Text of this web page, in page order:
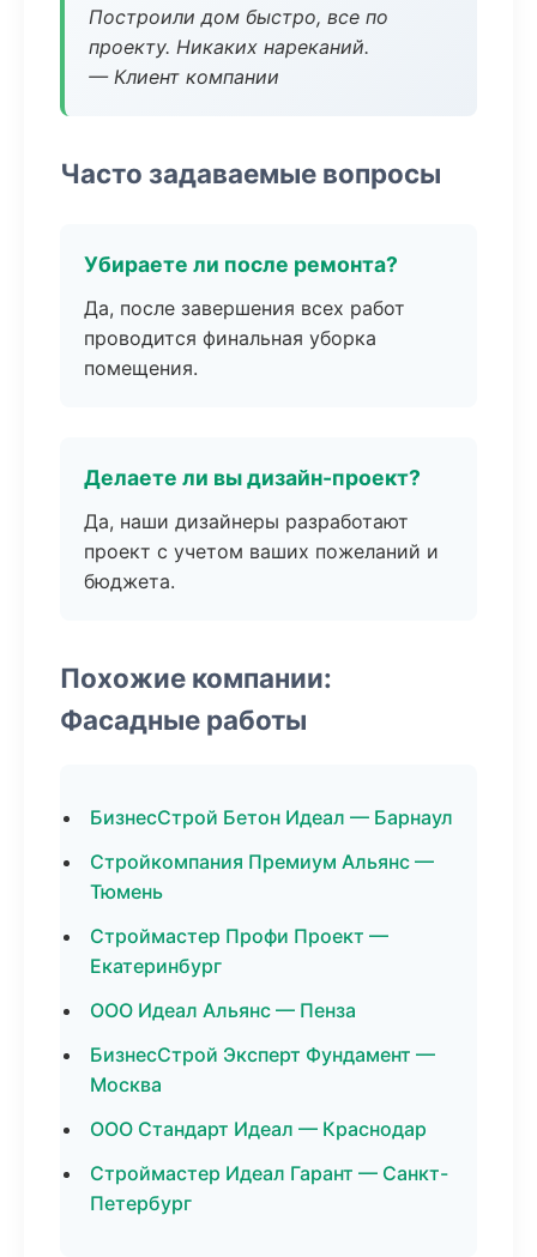
Построили дом быстро, все по
проекту. Никаких нареканий.
— Клиент компании
Часто задаваемые вопросы
Убираете ли после ремонта?
Да, после завершения всех работ
проводится финальная уборка
помещения.
Делаете ли вы дизайн-проект?
Да, наши дизайнеры разработают
проект с учетом ваших пожеланий и
бюджета.
Похожие компании:
Фасадные работы
БизнесСтрой Бетон Идеал — Барнаул
Стройкомпания Премиум Альянс —
Тюмень
Строймастер Профи Проект —
Екатеринбург
ООО Идеал Альянс — Пенза
БизнесСтрой Эксперт Фундамент —
Москва
ООО Стандарт Идеал — Краснодар
Строймастер Идеал Гарант — Санкт-
Петербург